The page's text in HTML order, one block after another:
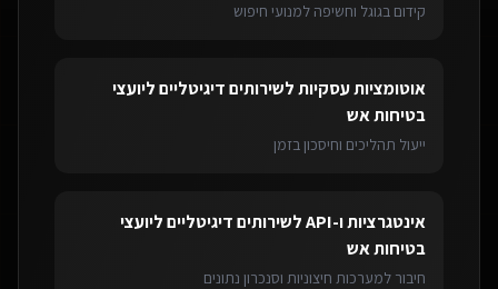
קידום בגוגל וחשיפה למנועי חיפוש
אוטומציות עסקיותלשירותים דיגיטליים ליועצי
בטיחות אש
ייעול תהליכים וחיסכון בזמן
אינטגרציות ו-API לשירותים דיגיטליים ליועצי
בטיחות אש
חיבור למערכות חיצוניות וסנכרון נתונים